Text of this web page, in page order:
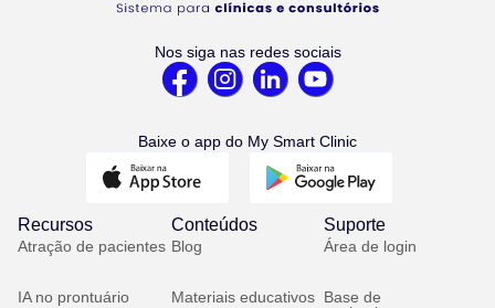
Nos siga nas redes sociais
Baixe o app do My Smart Clinic
Recursos
Atração de pacientes
IA no prontuário
Conteúdos
Blog
Materiais educativos
Suporte
Área de login
Base de